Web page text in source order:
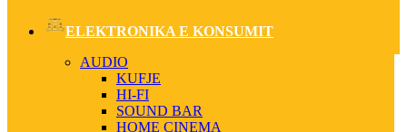
ELEKTRONIKA E KONSUMIT
AUDIO
KUFJE
HI-FI
SOUND BAR
HOME CINEMA